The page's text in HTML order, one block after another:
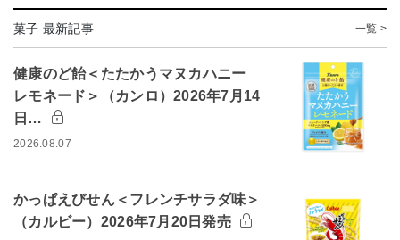
菓子 最新記事 一覧 >
健康のど飴＜たたかうマヌカハニー
レモネード＞（カンロ）2026年7月14
日…
2026.08.07
かっぱえびせん＜フレンチサラダ味＞
（カルビー）2026年7月20日発売